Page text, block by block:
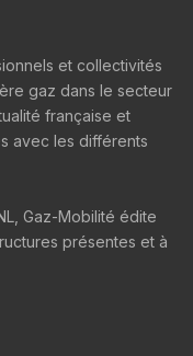
et collectivités
gaz dans le secteur
française et
avec les différents
Gaz-Mobilité édite
présentes et à